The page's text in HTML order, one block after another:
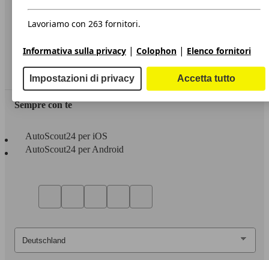
Privacy
Dichiarazione di Accessibilità
Servizi
Area rivenditori
Sempre con te
AutoScout24 per iOS
AutoScout24 per Android
Lavoriamo con 263 fornitori.
Informativa sulla privacy | Colophon | Elenco fornitori
Impostazioni di privacy Accetta tutto